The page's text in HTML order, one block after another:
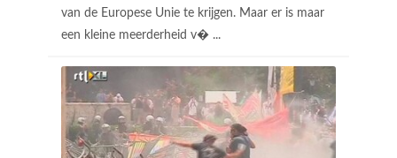
van de Europese Unie te krijgen. Maar er is maar
een kleine meerderheid v� ...